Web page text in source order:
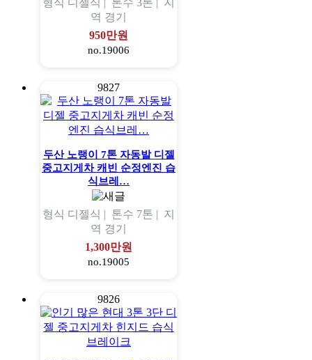
형식 디젤식 | 톤수 3톤 | 지
역 경기
950만원
no.19006
9827
두산 노랭이 7톤 자동발 디젤
중고지게차 캐빈 순정엔진 습
식브레…
형식 디젤식 | 톤수 7톤 | 지
역 경기
1,300만원
no.19005
9826